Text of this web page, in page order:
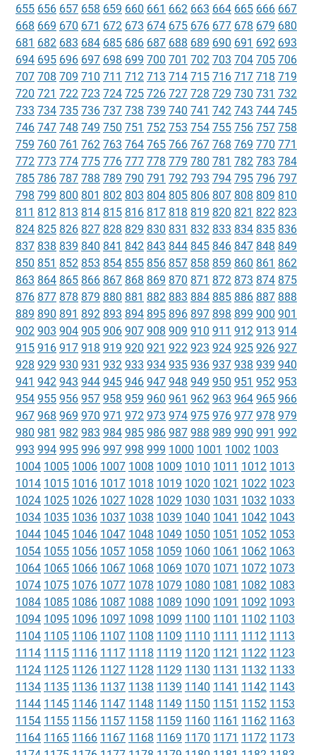
655 656 657 658 659 660 661 662 663 664 665 666 667
668 669 670 671 672 673 674 675 676 677 678 679 680
681 682 683 684 685 686 687 688 689 690 691 692 693
694 695 696 697 698 699 700 701 702 703 704 705 706
707 708 709 710 711 712 713 714 715 716 717 718 719
720 721 722 723 724 725 726 727 728 729 730 731 732
733 734 735 736 737 738 739 740 741 742 743 744 745
746 747 748 749 750 751 752 753 754 755 756 757 758
759 760 761 762 763 764 765 766 767 768 769 770 771
772 773 774 775 776 777 778 779 780 781 782 783 784
785 786 787 788 789 790 791 792 793 794 795 796 797
798 799 800 801 802 803 804 805 806 807 808 809 810
811 812 813 814 815 816 817 818 819 820 821 822 823
824 825 826 827 828 829 830 831 832 833 834 835 836
837 838 839 840 841 842 843 844 845 846 847 848 849
850 851 852 853 854 855 856 857 858 859 860 861 862
863 864 865 866 867 868 869 870 871 872 873 874 875
876 877 878 879 880 881 882 883 884 885 886 887 888
889 890 891 892 893 894 895 896 897 898 899 900 901
902 903 904 905 906 907 908 909 910 911 912 913 914
915 916 917 918 919 920 921 922 923 924 925 926 927
928 929 930 931 932 933 934 935 936 937 938 939 940
941 942 943 944 945 946 947 948 949 950 951 952 953
954 955 956 957 958 959 960 961 962 963 964 965 966
967 968 969 970 971 972 973 974 975 976 977 978 979
980 981 982 983 984 985 986 987 988 989 990 991 992
993 994 995 996 997 998 999 1000 1001 1002 1003
1004 1005 1006 1007 1008 1009 1010 1011 1012 1013
1014 1015 1016 1017 1018 1019 1020 1021 1022 1023
1024 1025 1026 1027 1028 1029 1030 1031 1032 1033
1034 1035 1036 1037 1038 1039 1040 1041 1042 1043
1044 1045 1046 1047 1048 1049 1050 1051 1052 1053
1054 1055 1056 1057 1058 1059 1060 1061 1062 1063
1064 1065 1066 1067 1068 1069 1070 1071 1072 1073
1074 1075 1076 1077 1078 1079 1080 1081 1082 1083
1084 1085 1086 1087 1088 1089 1090 1091 1092 1093
1094 1095 1096 1097 1098 1099 1100 1101 1102 1103
1104 1105 1106 1107 1108 1109 1110 1111 1112 1113
1114 1115 1116 1117 1118 1119 1120 1121 1122 1123
1124 1125 1126 1127 1128 1129 1130 1131 1132 1133
1134 1135 1136 1137 1138 1139 1140 1141 1142 1143
1144 1145 1146 1147 1148 1149 1150 1151 1152 1153
1154 1155 1156 1157 1158 1159 1160 1161 1162 1163
1164 1165 1166 1167 1168 1169 1170 1171 1172 1173